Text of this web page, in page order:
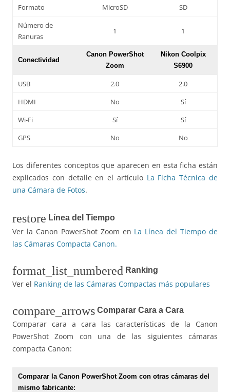
Formato MicroSD
SD
Número de
Ranuras
1 1
Conectividad
Canon PowerShot
Zoom
Nikon Coolpix
S6900
USB 2.0
2.0
HDMI
No
Sí
Wi-Fi
Sí
Sí
GPS
No No
Los diferentes conceptos que aparecen en esta ficha están
explicados con detalle en el artículo La Ficha Técnica de
una Cámara de Fotos.
restore Línea del Tiempo
Ver la Canon PowerShot Zoom en La Línea del Tiempo de
las Cámaras Compacta Canon.
format_list_numbered Ranking
Ver el Ranking de las Cámaras Compactas más populares
compare_arrows Comparar Cara a Cara
Comparar cara a cara las características de la Canon
PowerShot Zoom con una de las siguientes cámaras
compacta Canon:
Comparar la Canon PowerShot Zoom con otras cámaras del
mismo fabricante: